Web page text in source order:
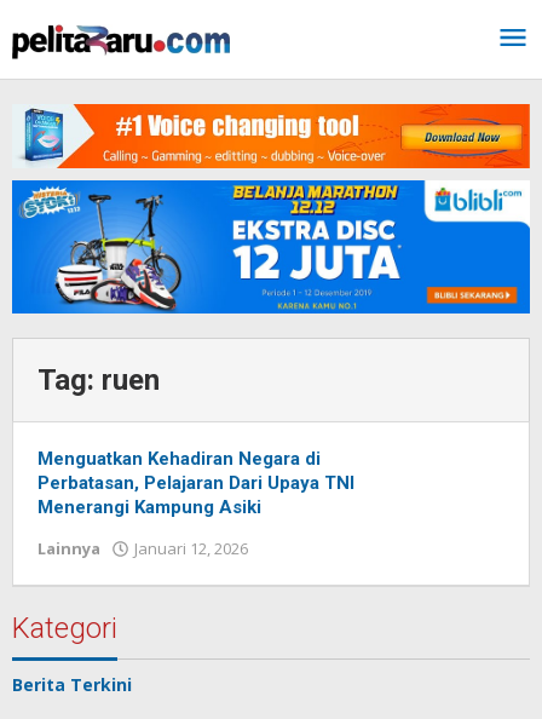
ke
konten
Tag: ruen
Menguatkan Kehadiran Negara di
Perbatasan, Pelajaran Dari Upaya TNI
Menerangi Kampung Asiki
Lainnya
Januari 12, 2026
Kategori
Berita Terkini